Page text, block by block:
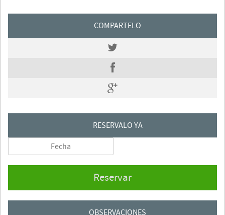
COMPARTELO
RESERVALO YA
Reservar
OBSERVACIONES